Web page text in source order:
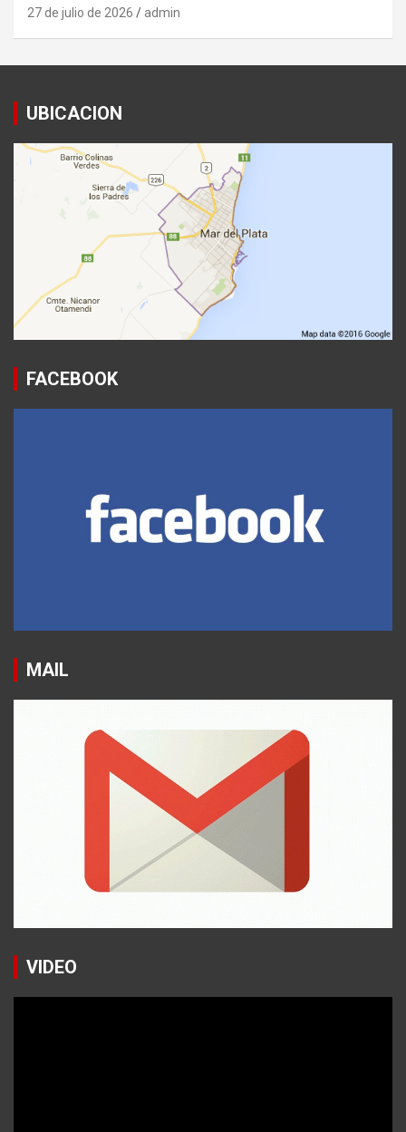
27 de julio de 2026 admin
UBICACION
FACEBOOK
MAIL
VIDEO